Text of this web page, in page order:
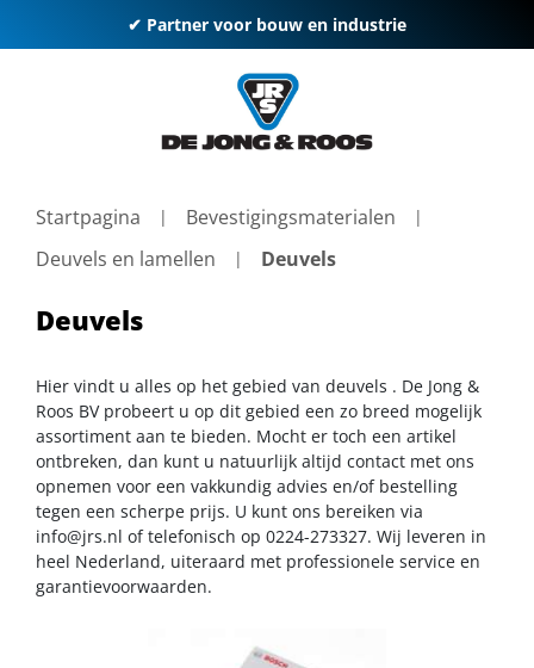
✔ Partner voor bouw en industrie
Startpagina
Bevestigingsmaterialen
Deuvels en lamellen
Deuvels
Deuvels
Hier vindt u alles op het gebied van deuvels . De Jong &
Roos BV probeert u op dit gebied een zo breed mogelijk
assortiment aan te bieden. Mocht er toch een artikel
ontbreken, dan kunt u natuurlijk altijd contact met ons
opnemen voor een vakkundig advies en/of bestelling
tegen een scherpe prijs. U kunt ons bereiken via
info@jrs.nl of telefonisch op 0224-273327. Wij leveren in
heel Nederland, uiteraard met professionele service en
garantievoorwaarden.